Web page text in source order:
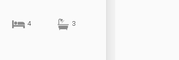
4 3